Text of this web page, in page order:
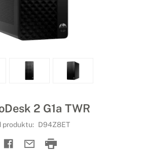
2 G1a TWR
produktu: D94Z8ET